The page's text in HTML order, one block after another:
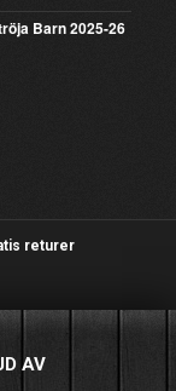
Barn 2025-26
returer
AV